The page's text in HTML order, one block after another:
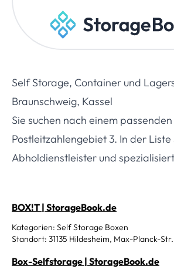
Self Storage, Container und
Braunschweig, Kassel
Sie suchen nach einem
Postleitzahlengebiet 3. In der
Abholdienstleister und
BOX!T | StorageBook.de
Kategorien: Self Storage Boxen
Standort: 31135 Hildesheim, Max-Planck-Str.
Box-Selfstorage | StorageBook.de